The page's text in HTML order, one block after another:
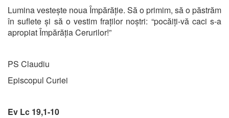
Lumina vestește noua Împărăție. Să o primim, să o păstrăm
în suflete și să o vestim fraților noștri: “pocăiți-vă caci s-a
apropiat Împărăția Cerurilor!”
PS Claudiu
Episcopul Curiei
Ev Lc 19,1-10